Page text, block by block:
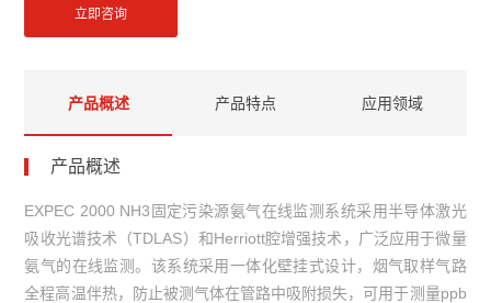
立即咨询
产品概述 产品特点 应用领域
产品概述
EXPEC 2000 NH3固定污染源氨气在线监测系统采用半导体激光
吸收光谱技术（TDLAS）和Herriott腔增强技术，广泛应用于微量
氨气的在线监测。该系统采用一体化壁挂式设计，烟气取样气路
全程高温伴热，防止被测气体在管路中吸附损失，可用于测量ppb